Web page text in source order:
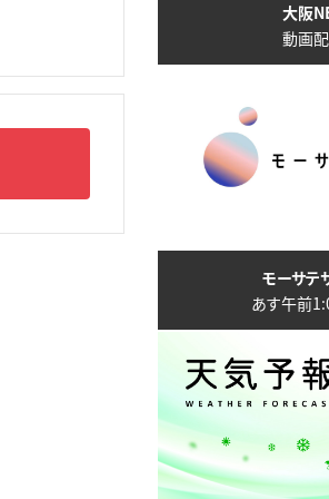
大阪
動画
モーサテ
あす午前